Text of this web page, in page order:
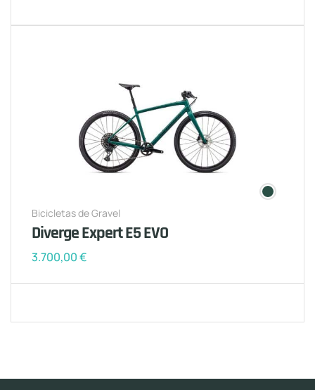
Bicicletas de Gravel
Diverge Expert E5 EVO
3.700,00€